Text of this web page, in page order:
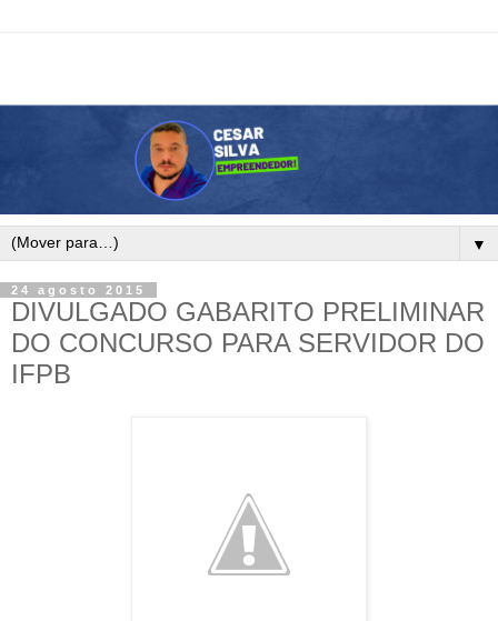
▼
24 agosto 2015
DIVULGADO GABARITO PRELIMINAR
DO CONCURSO PARA SERVIDOR DO
IFPB